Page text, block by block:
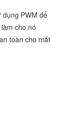
PWM để
cho nó
toàn cho mắt